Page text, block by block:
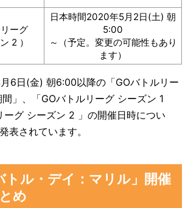
ーグ
2 ）
日本時間2020年5月2日(土) 朝
5:00
～（予定。変更の可能性もあり
ます）
6日(金) 朝6:00以降の「GOバトルリー
」、「GOバトルリーグ シーズン 1
ーグ シーズン 2 」の開催日時につい
表されています。
トル・デイ：マリル」開催
め